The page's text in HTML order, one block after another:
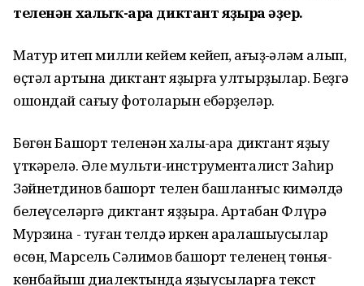
теленән халыҡ-ара диктант яҙырға әҙер.
Матур итеп милли кейем кейеп, ҡағыҙ-ҡәләм алып,
өҫтәл артына диктант яҙырға ултырҙылар. Беҙгә
ошондай сағыу фотоларын ебәрҙеләр.
Бөгөн Башҡорт теленән халыҡ-ара диктант яҙыу
үткәрелә. Әле мульти-инструменталист Заһир
Зәйнетдинов башҡорт телен башланғыс кимәлдә
белеүселәргә диктант яҙҙыра. Артабан Флүрә
Мурзина - туған телдә иркен аралашыусылар
өсөн, Марсель Сәлимов башҡорт теленең төньяҡ-
көнбайыш диалектында яҙыусыларға текст